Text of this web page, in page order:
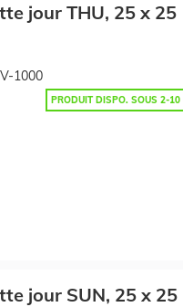
jour THU, 25 x 25
1000
PRODUIT DISPO. SOUS 2-10
jour SUN, 25 x 25